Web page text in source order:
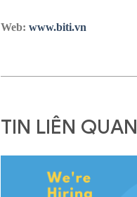
Web: www.biti.vn
TIN LIÊN QUAN